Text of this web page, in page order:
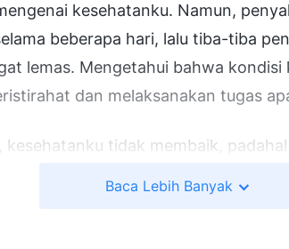
kesehatanku. Namun,
beberapa hari, lalu tiba-tiba
lemas. Mengetahui bahwa
dan melaksanakan tugas
kesehatanku tidak membaik,
Baca Lebih Banyak